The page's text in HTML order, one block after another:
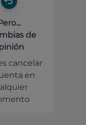
de
cancelar
en